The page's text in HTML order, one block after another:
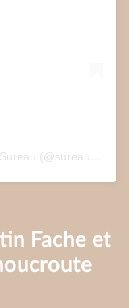
Une publication partagée par Edition Le Sureau (@sureau.edition)
Fache et